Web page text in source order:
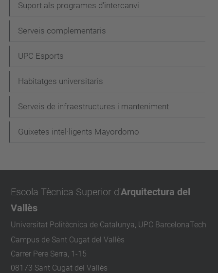
Suport als programes d'intercanvi
Serveis complementaris
UPC Esports
Habitatges universitaris
Serveis de infraestructures i manteniment
Guixetes intel·ligents Mayordomo
Escola Tècnica Superior d'Arquitectura del
Vallès
Universitat Politècnica de Catalunya, UPC BarcelonaTech
Campus de Sant Cugat del Vallès
Carrer Pere Serra, 1-15
08173 Sant Cugat del Vallès